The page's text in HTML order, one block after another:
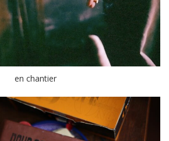
en chantier